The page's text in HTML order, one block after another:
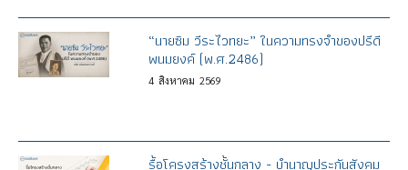
“นายซิม วีระไวทยะ” ในความทรงจำของปรีดี
พนมยงค์ (พ.ศ.2486)
4 สิงหาคม 2569
รื้อโครงสร้างชั้นกลาง - บำนาญประกันสังคม